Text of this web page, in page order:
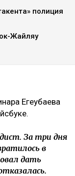
полиция
Жайляу
Егеубаева
За три дня
в
дать